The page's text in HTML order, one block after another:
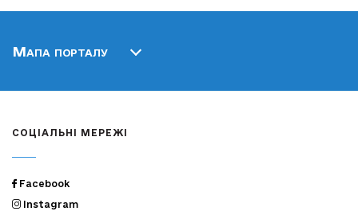
Мапа порталу
СОЦІАЛЬНІ МЕРЕЖІ
Facebook
Instagram